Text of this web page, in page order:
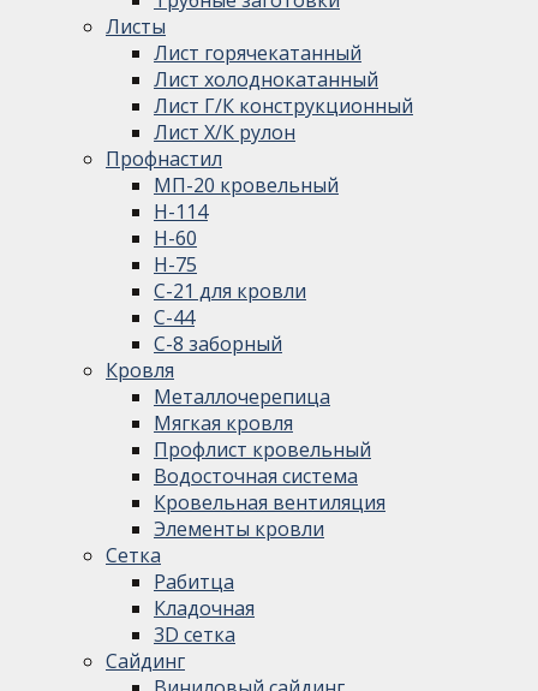
Листы
Лист горячекатанный
Лист холоднокатанный
Лист Г/К конструкционный
Лист Х/К рулон
Профнастил
МП-20 кровельный
Н-114
Н-60
Н-75
С-21 для кровли
С-44
С-8 заборный
Кровля
Металлочерепица
Мягкая кровля
Профлист кровельный
Водосточная система
Кровельная вентиляция
Элементы кровли
Сетка
Рабитца
Кладочная
3D сетка
Сайдинг